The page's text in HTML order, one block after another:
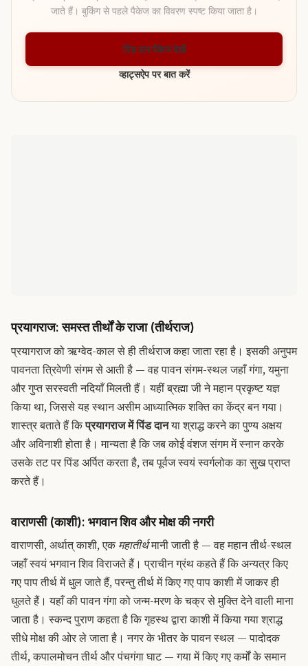
जाते हैं। बुकिंग से पहले पैकेज का विवरण स्पष्ट किया जाता है।
पिंड दान पैकेज देखें
व्हाट्सऐप पर बात करें
प्रयागराज: समस्त तीर्थों के राजा (तीर्थराज)
प्रयागराज को ऋग्वेद-काल से ही तीर्थराज कहा जाता रहा है। इसकी अनुपम
पावनता त्रिवेणी संगम से आती है — वह पावन संगम-स्थल जहाँ गंगा, यमुना
और गुप्त सरस्वती नदियाँ मिलती हैं। यहीं ब्रह्मा जी ने महान प्रकृष्ट यज्ञ
किया था, जिससे यह स्थान असीम आध्यात्मिक शक्ति का केंद्र बन गया।
शास्त्र बताते हैं किप्रयागराज में पिंड दानया श्राद्ध करने का पुण्य अक्षय
और अविनाशी होता है। मान्यता है कि जब कोई वंशज संगम में स्नान करके
उसके तट पर पिंड अर्पित करता है, तब पूर्वज स्वयं स्वर्गलोक का सुख प्राप्त
करते हैं।
वाराणसी (काशी): भगवान शिव और मोक्ष की नगरी
वाराणसी, अर्थात् काशी, एकमहातीर्थमानी जाती है — वह महान तीर्थ-स्थल
जहाँ स्वयं भगवान शिव विराजते हैं। प्राचीन ग्रंथ कहते हैं कि अन्यत्र किए
गए पाप तीर्थ में धुल जाते हैं, परन्तु तीर्थ में किए गए पाप काशी में जाकर ही
धुलते हैं। यहाँ की पावन गंगा को जन्म-मरण के चक्र से मुक्ति देने वाली माना
जाता है। स्कन्द पुराण कहता है कि गृहस्थ द्वारा काशी में किया गया श्राद्ध
सीधे मोक्ष की ओर ले जाता है। नगर के भीतर के पावन स्थल — पादोदक
तीर्थ, कपालमोचन तीर्थ और पंचगंगा घाट — गया में किए गए कर्मों के समान